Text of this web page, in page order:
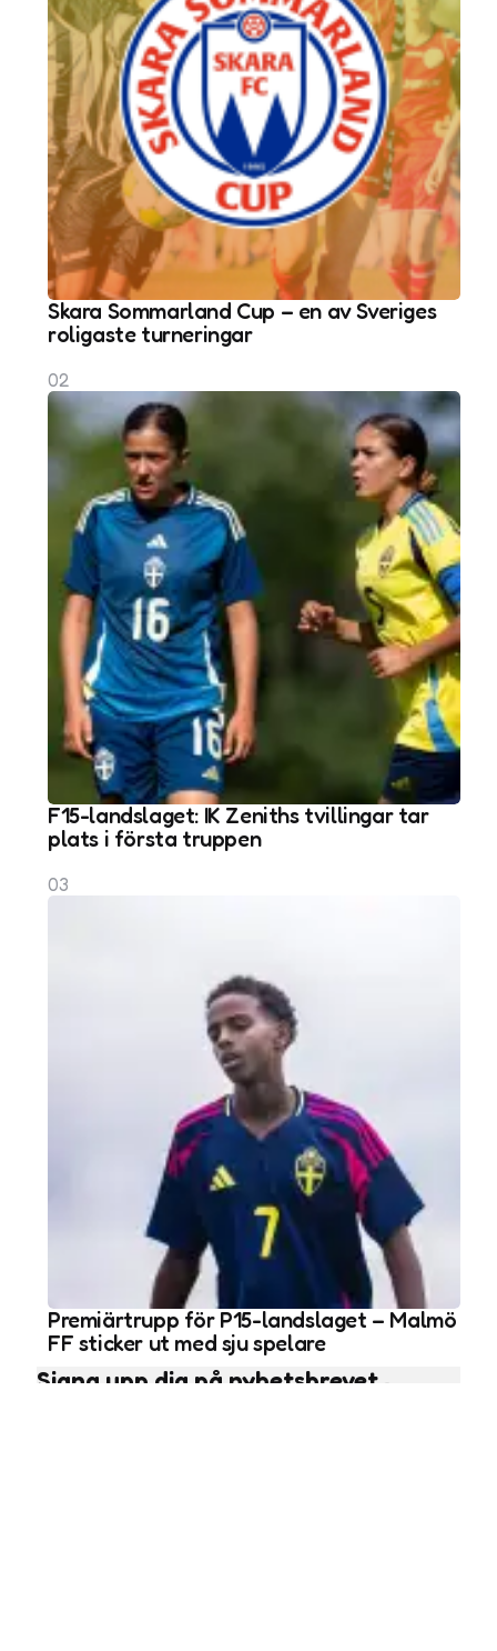
Skara Sommarland Cup – en av Sveriges
roligaste turneringar
02
F15-landslaget: IK Zeniths tvillingar tar
plats i första truppen
03
Premiärtrupp för P15-landslaget – Malmö
FF sticker ut med sju spelare
Signa upp dig på nyhetsbrevet